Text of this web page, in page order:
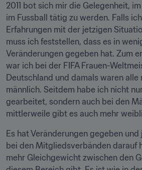
2011 bot sich mir die Gelegenheit,
im Fussball tätig zu werden. Falls
Erfahrungen mit der jetzigen
muss ich feststellen, dass es in
Veränderungen gegeben hat. Zum
war ich bei der FIFA Frauen-
Deutschland und damals waren alle
männlich. Seitdem habe ich nicht
gearbeitet, sondern auch bei den
mittlerweile gibt es auch mehr
Es hat Veränderungen gegeben
bei den Mitgliedsverbänden darauf
mehr Gleichgewicht zwischen den